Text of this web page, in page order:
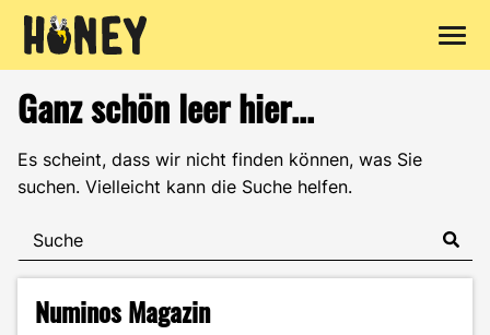
Inhalt
springen
Ganz schön leer hier...
Es scheint, dass wir nicht finden können, was Sie
suchen. Vielleicht kann die Suche helfen.
Numinos Magazin